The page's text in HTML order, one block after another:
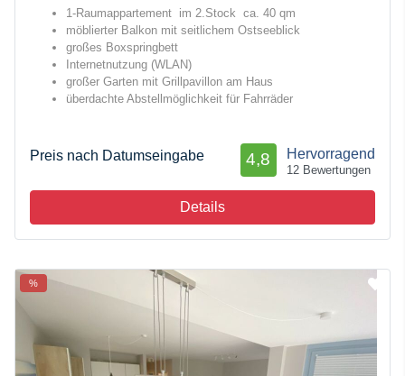
1-Raumappartement im 2.Stock ca. 40 qm
möblierter Balkon mit seitlichem Ostseeblick
großes Boxspringbett
Internetnutzung (WLAN)
großer Garten mit Grillpavillon am Haus
überdachte Abstellmöglichkeit für Fahrräder
Preis nach Datumseingabe Hervorragend
4,8
12 Bewertungen
Details
%